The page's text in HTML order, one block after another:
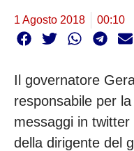
1 Agosto 2018 00:10
Il governatore
responsabile per
messaggi in
della dirigente del